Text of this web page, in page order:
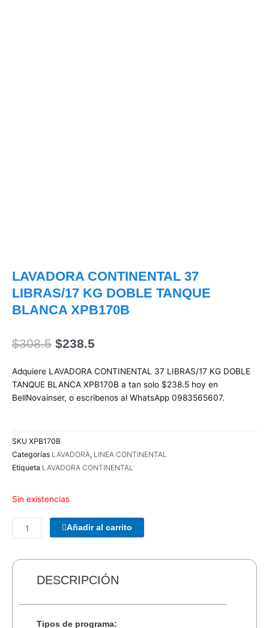
LAVADORA CONTINENTAL 37
LIBRAS/17 KG DOBLE TANQUE
BLANCA XPB170B
$308.5 El
original
era:
$308.5.
$238.5
actual
es:
$238.5.
Adquiere LAVADORA CONTINENTAL 37 LIBRAS/17 KG DOBLE
TANQUE BLANCA XPB170B a tan solo $238.5 hoy en
BellNovainser, o escribenos al WhatsApp 0983565607.
SKU XPB170B
Categorías LAVADORA, LINEA CONTINENTAL
Etiqueta LAVADORA CONTINENTAL
Sin existencias
COMBO
TECLADO/MOUSE
178990
INALAMBRICO
Añadir al carrito
DESCRIPCIÓN
Tipos de programa: